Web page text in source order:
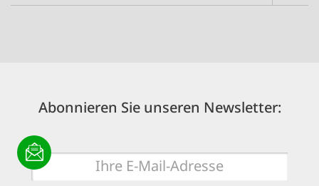
Abonnieren Sie unseren Newsletter:
E-
Mail